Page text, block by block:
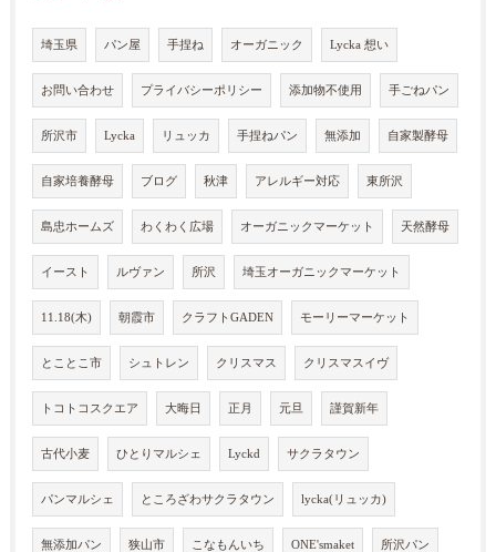
埼玉県 パン屋 手捏ね オーガニック Lycka 想い
お問い合わせ プライバシーポリシー 添加物不使用 手ごねパン
所沢市 Lycka リュッカ 手捏ねパン 無添加 自家製酵母
自家培養酵母 ブログ 秋津 アレルギー対応 東所沢
島忠ホームズ わくわく広場 オーガニックマーケット 天然酵母
イースト ルヴァン 所沢 埼玉オーガニックマーケット
11.18(木) 朝霞市 クラフトGADEN モーリーマーケット
とことこ市 シュトレン クリスマス クリスマスイヴ
トコトコスクエア 大晦日 正月 元旦 謹賀新年
古代小麦 ひとりマルシェ Lyckd サクラタウン
パンマルシェ ところざわサクラタウン lycka(リュッカ)
無添加パン 狭山市 こなもんいち ONE'smaket 所沢パン